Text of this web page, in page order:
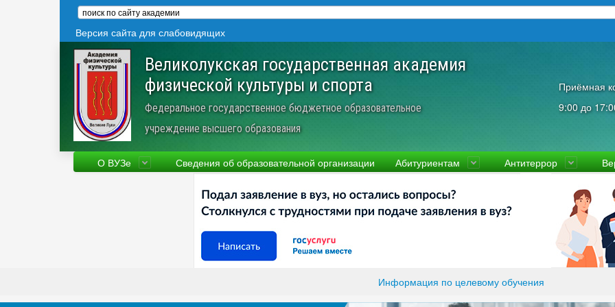
Версия сайта для слабовидящих
Великолукская государственная академия
физической культуры и спорта
Федеральное государственное бюджетное образовательное
учреждение высшего образования
Приёмная
9:00 до
О ВУЗе
Сведения об образовательной
Факультеты
Руководство
Преподаватели и сотрудники
Научная деятельность
Противодействие коррупции Прочие документы
Сведения об образовательной организации Абитуриентам
Приемная комиссия
Стоимость
Антитеррор
Правовая
Информация
Информация по целевому обучения